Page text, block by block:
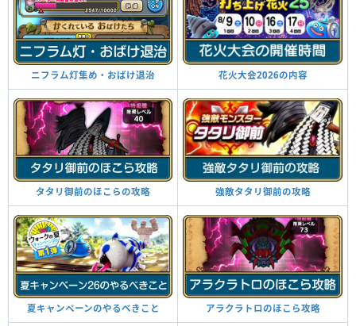
ニフラム灯集め・おばけ退治 花火大会2026の内容
タタリ御前のほこらの攻略 強敵タタリ御前の攻略
夏キャンペーンのやるべきこと アラクラトロのほこら攻略